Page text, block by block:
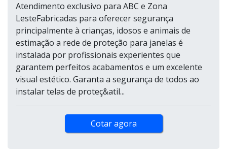
Atendimento exclusivo para ABC e Zona
LesteFabricadas para oferecer segurança
principalmente à crianças, idosos e animais de
estimação a rede de proteção para janelas é
instalada por profissionais experientes que
garantem perfeitos acabamentos e um excelente
visual estético. Garanta a segurança de todos ao
instalar telas de proteç&atil...
Cotar agora